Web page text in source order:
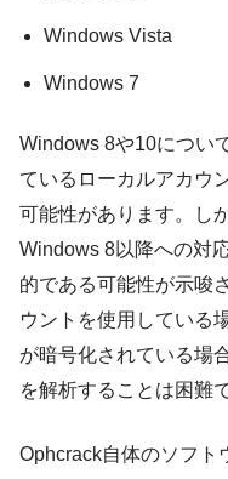
Windows Vista
Windows 7
Windows 8や10につい
ているローカルアカウ
可能性があります。し
Windows 8以降への対
的である可能性が示唆
ウントを使用している
が暗号化されている場
を解析することは困難
Ophcrack自体のソフト